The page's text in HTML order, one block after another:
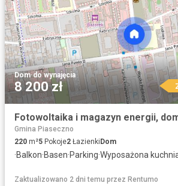
Dom·do wynajęcia
8 200 zł
Fotowoltaika i magazyn energii,
Gmina Piaseczno
220 m²5 Pokoje2 ŁazienkiDom
·Balkon·Basen·Parking·Wyposażona
Zaktualizowano 2 dni temu przez Rentumo